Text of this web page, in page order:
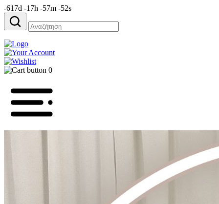
-617d -17h -57m -52s
Αναζήτηση
για:
0